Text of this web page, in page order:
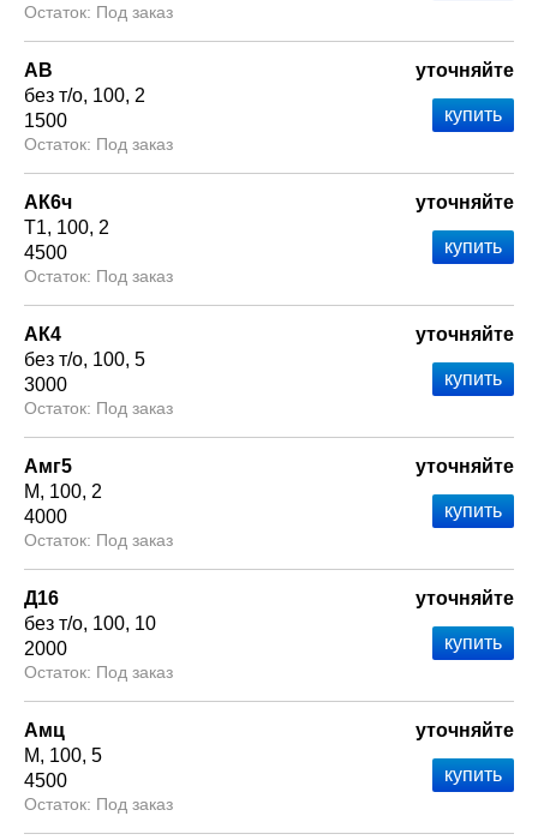
Под заказ
АВ
без т/о 100 2
1500
Под заказ
уточняйте
АК6ч
Т1 100 2
4500
Под заказ
уточняйте
АК4
без т/о 100 5
3000
Под заказ
уточняйте
Амг5
М
100 2
4000
Под заказ
уточняйте
Д16
без т/о 100 10
2000
Под заказ
уточняйте
Амц
М
100 5
4500
Под заказ
уточняйте